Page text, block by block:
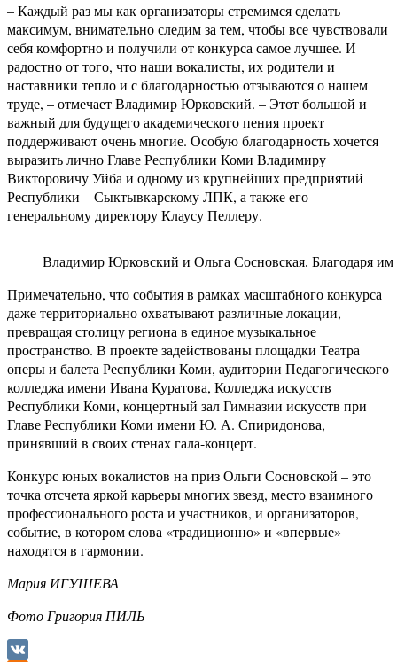
– Каждый раз мы как организаторы стремимся сделать
максимум, внимательно следим за тем, чтобы все чувствовали
себя комфортно и получили от конкурса самое лучшее. И
радостно от того, что наши вокалисты, их родители и
наставники тепло и с благодарностью отзываются о нашем
труде, – отмечает Владимир Юрковский. – Этот большой и
важный для будущего академического пения проект
поддерживают очень многие. Особую благодарность хочется
выразить лично Главе Республики Коми Владимиру
Викторовичу Уйба и одному из крупнейших предприятий
Республики – Сыктывкарскому ЛПК, а также его
генеральному директору Клаусу Пеллеру.
Владимир Юрковский и Ольга Сосновская. Благодаря им
Примечательно, что события в рамках масштабного конкурса
даже территориально охватывают различные локации,
превращая столицу региона в единое музыкальное
пространство. В проекте задействованы площадки Театра
оперы и балета Республики Коми, аудитории Педагогического
колледжа имени Ивана Куратова, Колледжа искусств
Республики Коми, концертный зал Гимназии искусств при
Главе Республики Коми имени Ю. А. Спиридонова,
принявший в своих стенах гала-концерт.
Конкурс юных вокалистов на приз Ольги Сосновской – это
точка отсчета яркой карьеры многих звезд, место взаимного
профессионального роста и участников, и организаторов,
событие, в котором слова «традиционно» и «впервые»
находятся в гармонии.
Мария ИГУШЕВА
Фото Григория ПИЛЬ